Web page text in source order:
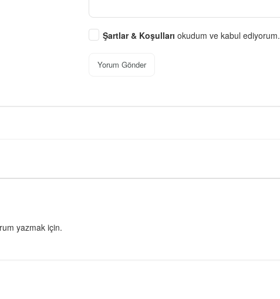
Şartlar & Koşullarıokudum ve kabul ediyorum.
Yorum Gönder
yazmak için.